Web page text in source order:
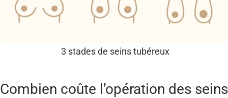
3 stades de seins tubéreux
Combien coûte l’opération des seins